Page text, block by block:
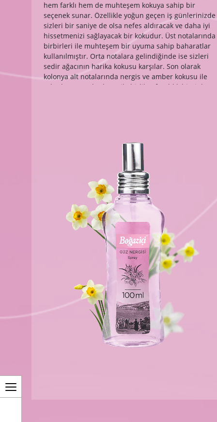
hem farklı hem de muhteşem kokuya sahip bir
seçenek sunar. Özellikle yoğun geçen iş günlerinizde
sizleri bir saniye de olsa nefes aldıracak ve daha iyi
hissetmenizi sağlayacak bir kokudur. Üst notalarında
birbirleri ile muhteşem bir uyuma sahip baharatlar
kullanılmıştır. Orta notalara gelindiğinde ise sizleri
sedir ağacının harika kokusu karşılar. Son olarak
kolonya alt notalarında nergis ve amber kokusu ile
rahatlatır ve rahatlama ile birlikte ferahlık hissi de
hediye olarak da tercih edilebilir. Ayrıca her daim
yanınızda olmasını isteyeceğiniz Güz Nergisi
100 ml ambalajı sayesinde kolayca taşınabilir.